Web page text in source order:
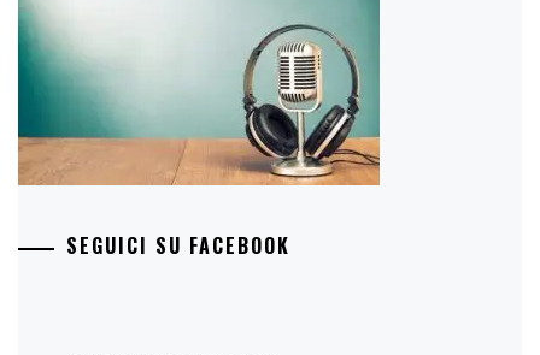
SEGUICI SU FACEBOOK